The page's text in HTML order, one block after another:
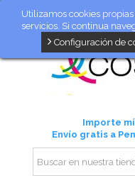
Utilizamos cookies
servicios. Si continua
Configuración de
Importe
Envío gratis a